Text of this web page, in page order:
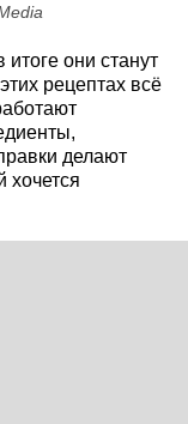
они станут
рецептах всё
делают
хочется